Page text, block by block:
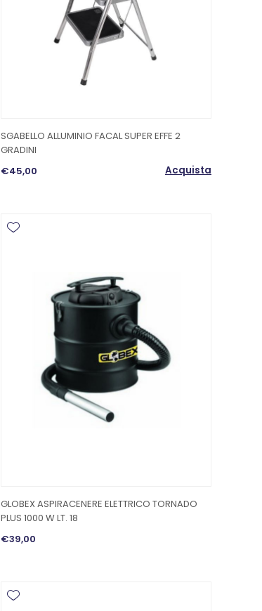
SGABELLO ALLUMINIO FACAL SUPER EFFE 2
GRADINI
€45,00
Acquista
GLOBEX ASPIRACENERE ELETTRICO TORNADO
PLUS 1000 W LT. 18
€39,00